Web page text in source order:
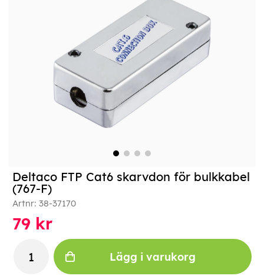
Deltaco FTP Cat6 skarvdon för bulkkabel
(767-F)
Artnr: 38-37170
79 kr
Lägg i varukorg